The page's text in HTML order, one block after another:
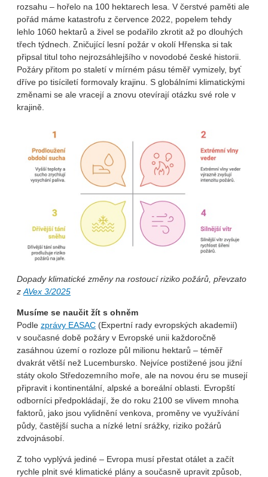
rozsahu – hořelo na 100 hektarech lesa. V čerstvé paměti ale
pořád máme katastrofu z července 2022, popelem tehdy
lehlo 1060 hektarů a živel se podařilo zkrotit až po dlouhých
třech týdnech. Zničující lesní požár v okolí Hřenska si tak
připsal titul toho nejrozsáhlejšího v novodobé české historii.
Požáry přitom po staletí v mírném pásu téměř vymizely, byť
dříve po tisíciletí formovaly krajinu. S globálními klimatickými
změnami se ale vracejí a znovu otevírají otázku své role v
krajině.
Dopady klimatické změny na rostoucí riziko požárů, převzato
z AVex 3/2025
Musíme se naučit žít s ohněm
Podle zprávy EASAC (Expertní rady evropských akademií)
v současné době požáry v Evropské unii každoročně
zasáhnou území o rozloze půl milionu hektarů – téměř
dvakrát větší než Lucembursko. Nejvíce postižené jsou jižní
státy okolo Středozemního moře, ale na novou éru se musejí
připravit i kontinentální, alpské a boreální oblasti. Evropští
odborníci předpokládají, že do roku 2100 se vlivem mnoha
faktorů, jako jsou vylidnění venkova, proměny ve využívání
půdy, častější sucha a nízké letní srážky, riziko požárů
zdvojnásobí.
Z toho vyplývá jediné – Evropa musí přestat otálet a začít
rychle plnit své klimatické plány a současně upravit způsob,